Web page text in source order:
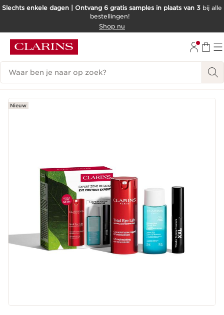
DOORGAAN NAAR INHOUD
Slechts enkele dagen | Ontvang 6 gratis samples in plaats van 3 bij alle
bestellingen!
Shop nu
Zoekgeschiedenis
Nieuw